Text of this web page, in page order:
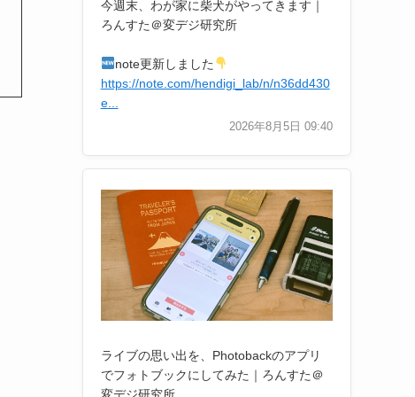
今週末、わが家に柴犬がやってきます｜
ろんすた＠変デジ研究所
note更新しました
https://note.com/hendigi_lab/n/n36dd430
e...
2026年8月5日 09:40
ライブの思い出を、Photobackのアプリ
でフォトブックにしてみた｜ろんすた＠
変デジ研究所